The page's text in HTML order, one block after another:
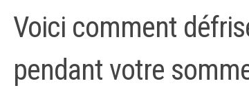
Voici comment
pendant votre